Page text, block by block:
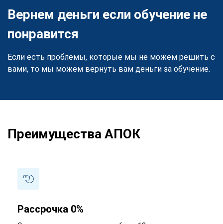
Вернем деньги если обучение не
понравится
Если есть проблемы, которые мы не можем решить с
вами, то мы можем вернуть вам деньги за обучение.
Преимущества АПОК
Рассрочка 0%